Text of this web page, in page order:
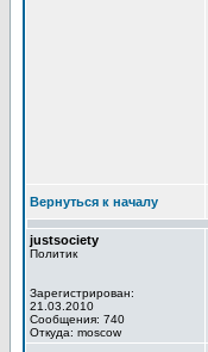
Вернуться к началу
justsociety
Политик
Зарегистрирован:
21.03.2010
Сообщения: 740
Откуда: moscow